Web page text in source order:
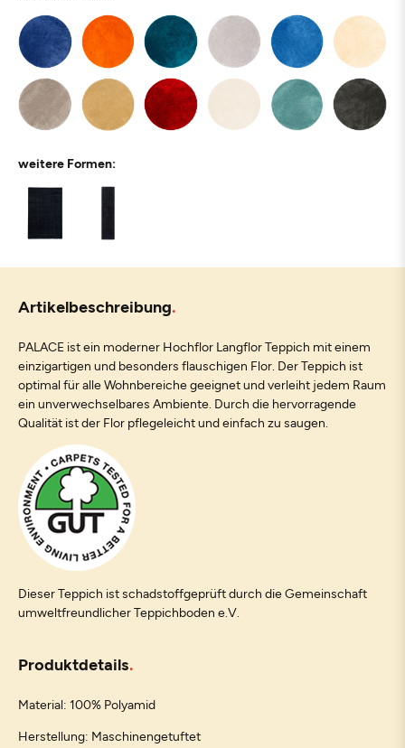
weitere Formen:
Artikelbeschreibung
PALACE ist ein moderner Hochflor Langflor Teppich mit einem
einzigartigen und besonders flauschigen Flor. Der Teppich ist
optimal für alle Wohnbereiche geeignet und verleiht jedem Raum
ein unverwechselbares Ambiente. Durch die hervorragende
Qualität ist der Flor pflegeleicht und einfach zu saugen.
Dieser Teppich ist schadstoffgeprüft durch die Gemeinschaft
umweltfreundlicher Teppichboden e.V.
Produktdetails
Material: 100% Polyamid
Herstellung: Maschinengetuftet